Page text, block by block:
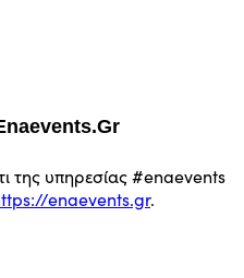
της υπηρεσίας #enaevents
enaevents.gr.